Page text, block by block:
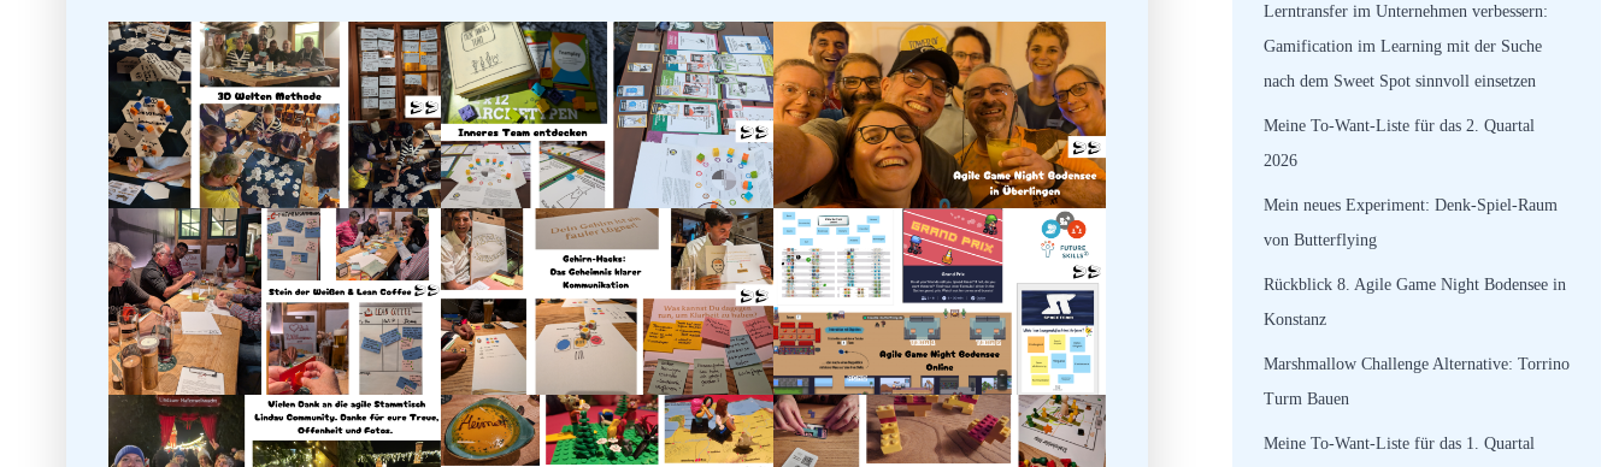
Lerntransfer im Unternehmen verbessern:
Gamification im Learning mit der Suche
nach dem Sweet Spot sinnvoll einsetzen
Meine To-Want-Liste für das 2. Quartal
2026
Mein neues Experiment: Denk-Spiel-Raum
von Butterflying
Rückblick 8. Agile Game Night Bodensee in
Konstanz
Marshmallow Challenge Alternative: Torrino
Turm Bauen
Meine To-Want-Liste für das 1. Quartal